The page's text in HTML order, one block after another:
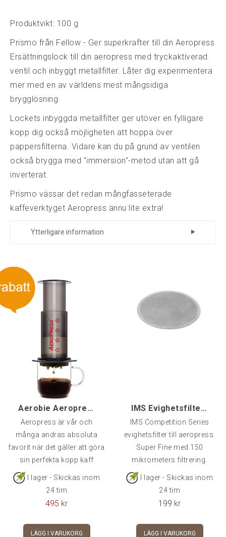
Produktvikt: 100 g
Prismo från Fellow - Ger superkrafter till din Aeropress
Ersättningslock till din aeropress med tryckaktiverad
ventil och inbyggt metallfilter. Låter dig experimentera
mer med en av världens mest mångsidiga
brygglösning
Lockets inbyggda metallfilter ger utöver en fylligare
kopp dig också möjligheten att hoppa över
pappersfilterna. Vidare kan du på grund av ventilen
också brygga med "immersion"-metod utan att gå
inverterat.
Prismo vässar det redan mångfasseterade
kaffeverktyget Aeropress ännu lite extra!
Ytterligare information
EAN
Aerobie Aeropress
Aeropress är vår och
många andras absoluta
favorit när det gäller att göra
sin perfekta kopp kaff
I lager - Skickas inom
24 tim
495 kr
LÄGG I VARUKORG
IMS Evighetsfilter Aeropress
IMS Competition Series
evighetsfilter till aeropress.
Super Fine med 150
mikrometers filtrering.
I lager - Skickas inom
24 tim
199 kr
LÄGG I VARUKORG